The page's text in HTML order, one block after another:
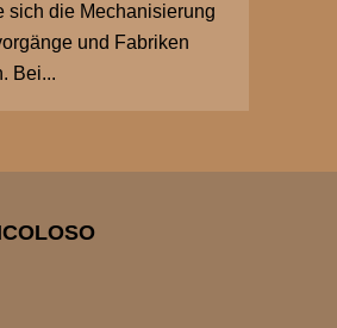
sich die Mechanisierung
und Fabriken
Bei...